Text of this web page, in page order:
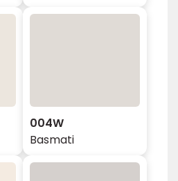
004W
Basmati